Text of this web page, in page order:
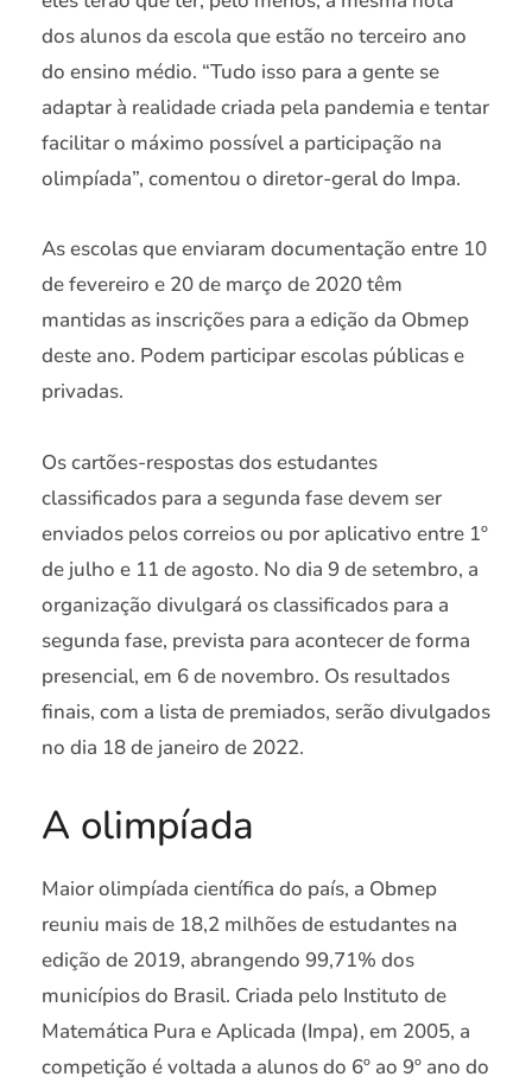
dos alunos da escola que estão no terceiro ano
do ensino médio. “Tudo isso para a gente se
adaptar à realidade criada pela pandemia e tentar
facilitar o máximo possível a participação na
olimpíada”, comentou o diretor-geral do Impa.
As escolas que enviaram documentação entre 10
de fevereiro e 20 de março de 2020 têm
mantidas as inscrições para a edição da Obmep
deste ano. Podem participar escolas públicas e
privadas.
Os cartões-respostas dos estudantes
classificados para a segunda fase devem ser
enviados pelos correios ou por aplicativo entre 1º
de julho e 11 de agosto. No dia 9 de setembro, a
organização divulgará os classificados para a
segunda fase, prevista para acontecer de forma
presencial, em 6 de novembro. Os resultados
finais, com a lista de premiados, serão divulgados
no dia 18 de janeiro de 2022.
A olimpíada
Maior olimpíada científica do país, a Obmep
reuniu mais de 18,2 milhões de estudantes na
edição de 2019, abrangendo 99,71% dos
municípios do Brasil. Criada pelo Instituto de
Matemática Pura e Aplicada (Impa), em 2005, a
competição é voltada a alunos do 6º ao 9º ano do